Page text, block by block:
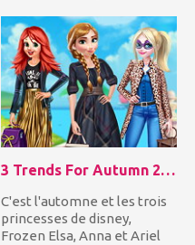
3 Trends For Autumn 2018
C'est l'automne et les trois
princesses de disney,
Frozen Elsa, Anna et Ariel